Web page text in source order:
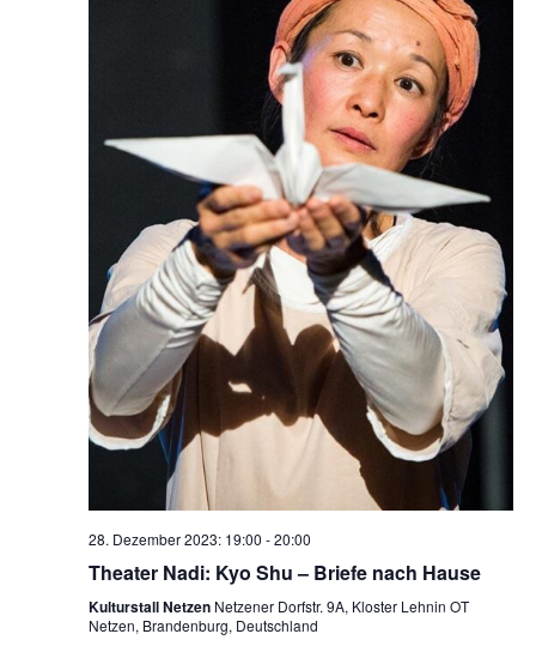
28. Dezember 2023: 19:00 -20:00
Theater Nadi: Kyo Shu – Briefe nach Hause
Kulturstall Netzen Netzener Dorfstr. 9A, Kloster Lehnin OT
Netzen, Brandenburg, Deutschland